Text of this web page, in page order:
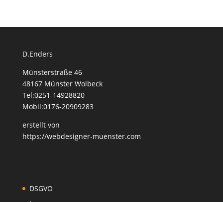
D.Enders
Münsterstraße 46
48167 Münster Wolbeck
Tel:0251-14928820
Mobil:0176-20909283
erstellt von
https://webdesigner-muenster.com
DSGVO